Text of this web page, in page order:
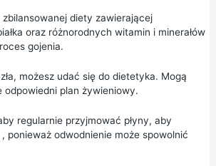
zbilansowanej diety zawierającej
oraz różnorodnych witamin i minerałów
gojenia.
możesz udać się do dietetyka. Mogą
odpowiedni plan żywieniowy.
regularnie przyjmować płyny, aby
, ponieważ odwodnienie może spowolnić